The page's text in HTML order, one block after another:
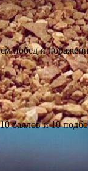
побед и
баллов и 10